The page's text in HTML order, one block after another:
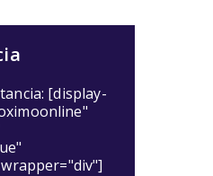
[display-